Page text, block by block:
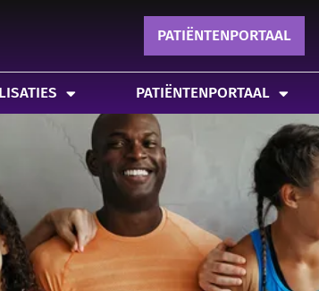
PATIËNTENPORTAAL
PATIËNTENPORTAAL
MEER POLDER-FIT